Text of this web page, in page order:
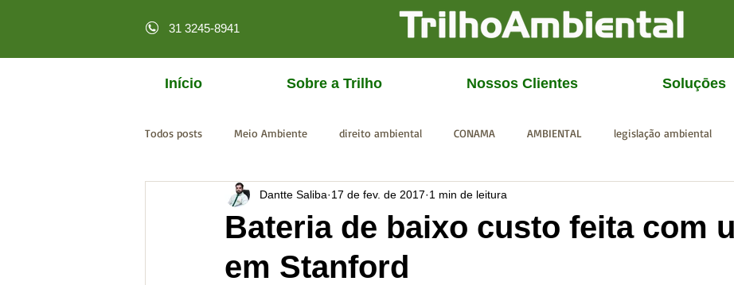
31 3245-8941
Início Sobre a Trilho Nossos Clientes Soluçōes
Todos posts Meio Ambiente direito ambiental CONAMA AMBIENTAL legislação ambiental
licenciamento online MPF CGU IBAMA SISEMA
Bateria de baixo custo feita com
em Stanford
Dantte Saliba 17 de fev. de 2017 1 min de leitura